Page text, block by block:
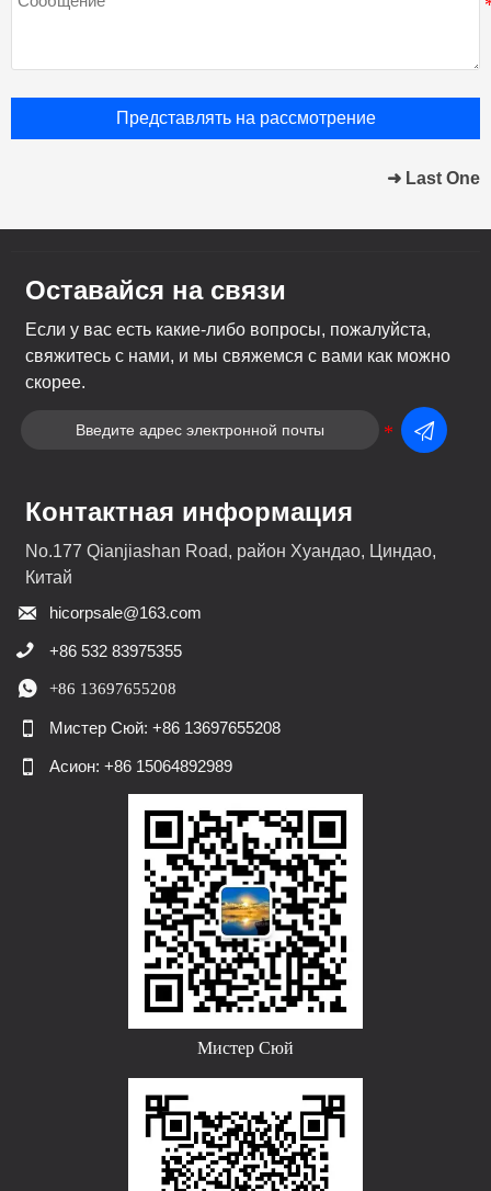
Представлять на рассмотрение
➜ Last One
Оставайся на связи
Если у вас есть какие-либо вопросы, пожалуйста,
свяжитесь с нами, и мы свяжемся с вами как можно
скорее.

Контактная информация
No.177 Qianjiashan Road, район Хуандао, Циндао,
Китай
 hicorpsale@163.com
 +86 532 83975355
 +86 13697655208
 Мистер Сюй: +86 13697655208
 Асион: +86 15064892989
Мистер Сюй